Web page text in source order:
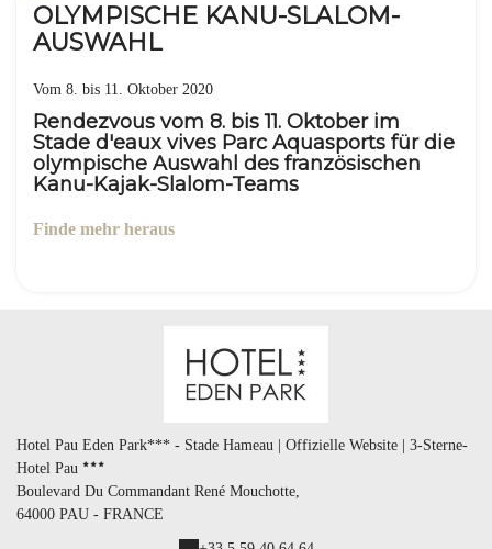
OLYMPISCHE KANU-SLALOM-
AUSWAHL
Vom 8. bis 11. Oktober 2020
Rendezvous vom 8. bis 11. Oktober im
Stade d'eaux vives Parc Aquasports für die
olympische Auswahl des französischen
Kanu-Kajak-Slalom-Teams
Finde mehr heraus
Hotel Pau Eden Park*** - Stade Hameau | Offizielle Website | 3-Sterne-
Hotel Pau
Boulevard Du Commandant René Mouchotte,
64000 PAU - FRANCE